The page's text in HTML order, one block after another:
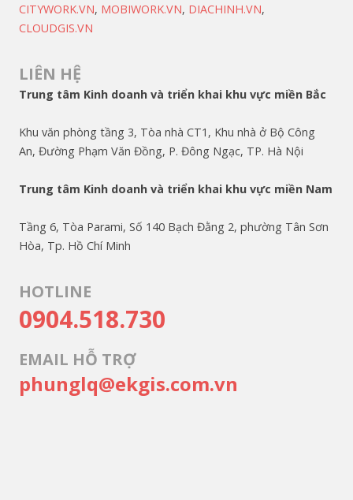
CITYWORK.VN, MOBIWORK.VN, DIACHINH.VN,
CLOUDGIS.VN
LIÊN HỆ
Trung tâm Kinh doanh và triển khai khu vực miền Bắc
Khu văn phòng tầng 3, Tòa nhà CT1, Khu nhà ở Bộ Công
An, Đường Phạm Văn Đồng, P. Đông Ngạc, TP. Hà Nội
Trung tâm Kinh doanh và triển khai khu vực miền Nam
Tầng 6, Tòa Parami, Số 140 Bạch Đằng 2, phường Tân Sơn
Hòa, Tp. Hồ Chí Minh
HOTLINE
0904.518.730
EMAIL HỖ TRỢ
phunglq@ekgis.com.vn